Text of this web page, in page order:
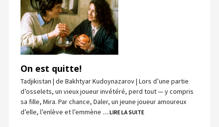
On est quitte!
Tadjikistan | de Bakhtyar Kudoynazarov | Lors d’une partie
d’osselets, un vieux joueur invétéré, perd tout — y compris
sa fille, Mira. Par chance, Daler, un jeune joueur amoureux
d’elle, l’enlève et l’emmène … LIRE LA SUITE